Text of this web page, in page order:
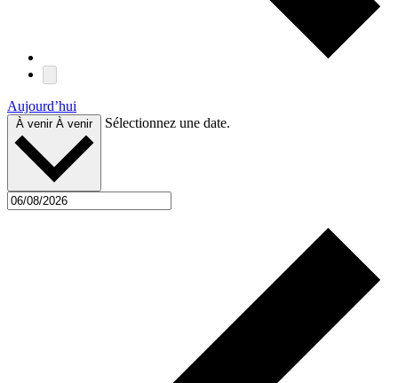
Aujourd’hui
À venir À venir Sélectionnez une date.